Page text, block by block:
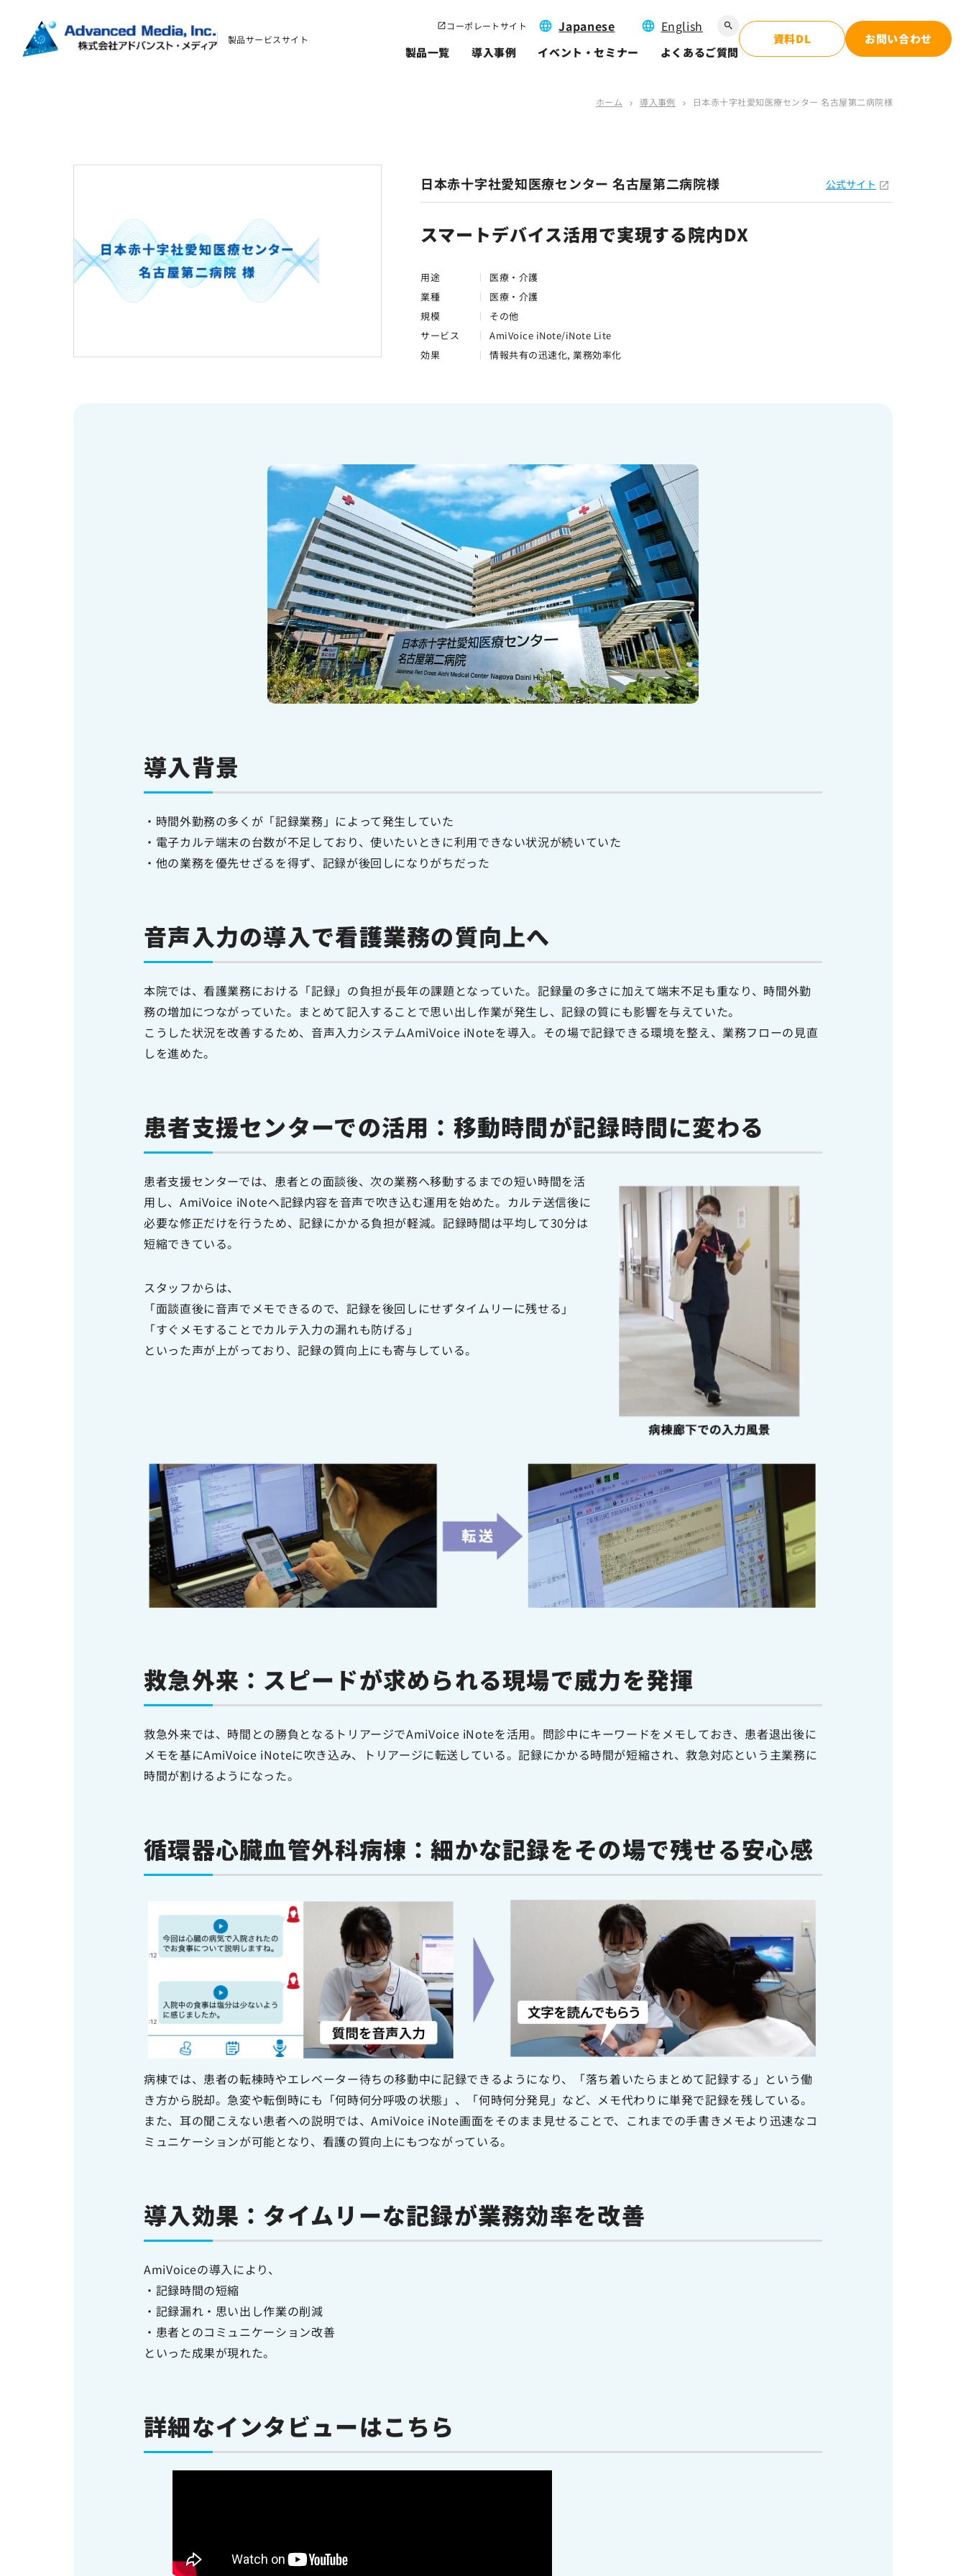
お問い合わせ
サイトのご利用について
ソーシャルメディアポリシー
プライバシーポリシー
メールマガジン
製品サービスサイト
コーポレートサイト Japanese English search
製品一覧 導入事例 イベント・セミナー よくあるご質問
資料DL お問い合わせ
ホーム chevron_right 導入事例 chevron_right 日本赤十字社愛知医療センター 名古屋第二病院様
日本赤十字社愛知医療センター 名古屋第二病院様 公式サイト
スマートデバイス活用で実現する院内DX
用途
医療・介護
業種
医療・介護
規模
その他
サービス
AmiVoice iNote/iNote Lite
効果
情報共有の迅速化, 業務効率化
導入背景
・時間外勤務の多くが「記録業務」によって発生していた
・電子カルテ端末の台数が不足しており、使いたいときに利用できない状況が続いていた
・他の業務を優先せざるを得ず、記録が後回しになりがちだった
音声入力の導入で看護業務の質向上へ
本院では、看護業務における「記録」の負担が長年の課題となっていた。記録量の多さに加えて端末不足も重なり、時間外勤
務の増加につながっていた。まとめて記入することで思い出し作業が発生し、記録の質にも影響を与えていた。
こうした状況を改善するため、音声入力システムAmiVoice iNoteを導入。その場で記録できる環境を整え、業務フローの見直
しを進めた。
患者支援センターでの活用：移動時間が記録時間に変わる
患者支援センターでは、患者との面談後、次の業務へ移動するまでの短い時間を活
用し、AmiVoice iNoteへ記録内容を音声で吹き込む運用を始めた。カルテ送信後に
必要な修正だけを行うため、記録にかかる負担が軽減。記録時間は平均して30分は
短縮できている。
スタッフからは、
「面談直後に音声でメモできるので、記録を後回しにせずタイムリーに残せる」
「すぐメモすることでカルテ入力の漏れも防げる」
といった声が上がっており、記録の質向上にも寄与している。
救急外来：スピードが求められる現場で威力を発揮
救急外来では、時間との勝負となるトリアージでAmiVoice iNoteを活用。問診中にキーワードをメモしておき、患者退出後に
メモを基にAmiVoice iNoteに吹き込み、トリアージに転送している。記録にかかる時間が短縮され、救急対応という主業務に
時間が割けるようになった。
循環器心臓血管外科病棟：細かな記録をその場で残せる安心感
病棟では、患者の転棟時やエレベーター待ちの移動中に記録できるようになり、「落ち着いたらまとめて記録する」という働
き方から脱却。急変や転倒時にも「何時何分呼吸の状態」、「何時何分発見」など、メモ代わりに単発で記録を残している。
また、耳の聞こえない患者への説明では、AmiVoice iNote画面をそのまま見せることで、これまでの手書きメモより迅速なコ
ミュニケーションが可能となり、看護の質向上にもつながっている。
導入効果：タイムリーな記録が業務効率を改善
AmiVoiceの導入により、
・記録時間の短縮
・記録漏れ・思い出し作業の削減
・患者とのコミュニケーション改善
といった成果が現れた。
詳細なインタビューはこちら